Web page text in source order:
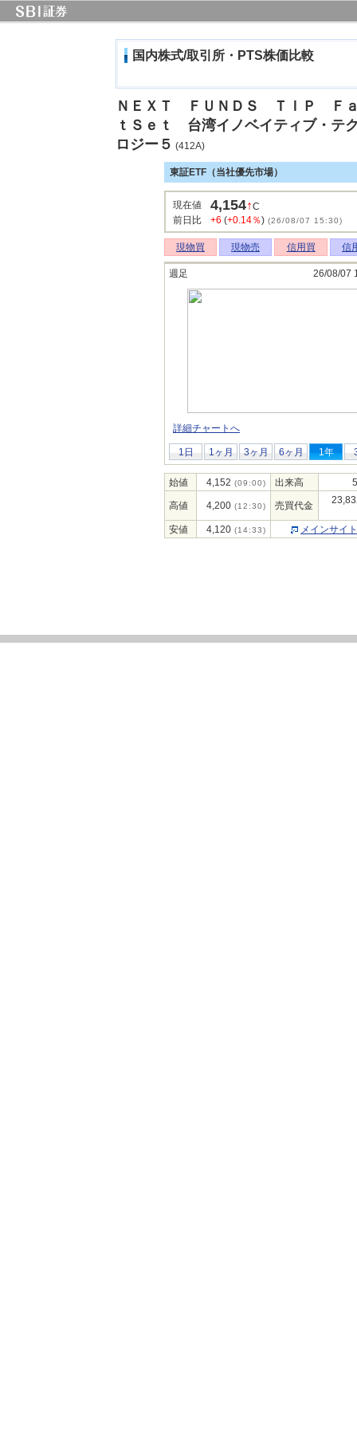
国内株式/取引所・PTS株価比較
ＮＥＸＴ ＦＵＮＤＳ ＴＩＰ Ｆ
ｔＳｅｔ 台湾イノベイティブ・テ
ロジー５ (412A)
東証ETF（当社優先市場）
現在値 4,154↑C
前日比
+6 (+0.14％) (26/08/07 15:30)
現物買 現物売 信用買 信
週足 26/08/07
詳細チャートへ
1日 1ヶ月 3ヶ月 6ヶ月 1年
始値 4,152 (09:00) 出来高
高値 4,200 (12:30) 売買代金
安値 4,120 (14:33) メインサイ